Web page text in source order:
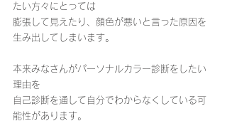
たい方々にとっては
膨張して見えたり、顔色が悪いと言った原因を
生み出してしまいます。
本来みなさんがパーソナルカラー診断をしたい
理由を
自己診断を通して自分でわからなくしている可
能性があります。